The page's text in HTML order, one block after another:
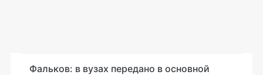
Фальков: в вузах передано в основной